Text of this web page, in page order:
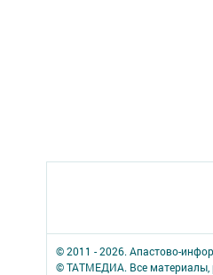
© 2011 - 2026. Апастово-
© ТАТМЕДИА. Все материалы,